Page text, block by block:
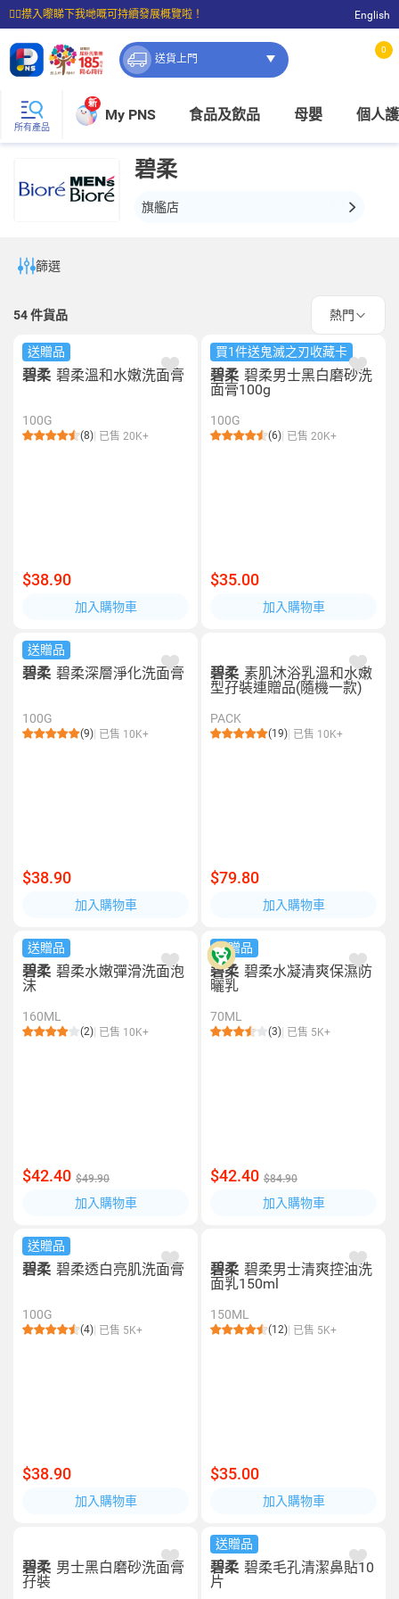
☝🏼㩒入嚟睇下我哋嘅可持續發展概覽啦！
⭐購物滿$399即享免費送貨；滿$100即可免費店取。
English
送貨上門
0
所有產品
新
My PNS 食品及飲品 母嬰 個人
碧柔
旗艦店
篩選
54件貨品 熱門
送贈品
碧柔 碧柔溫和水嫩洗面膏
100G
(8) 已售 20K+
$38.90
加入購物車
買1件送鬼滅之刃收藏卡
碧柔 碧柔男士黑白磨砂洗
面膏100g
100G
(6) 已售 20K+
$35.00
加入購物車
送贈品
碧柔 碧柔深層淨化洗面膏
100G
(9) 已售 10K+
$38.90
加入購物車
碧柔 素肌沐浴乳溫和水嫩
型孖裝連贈品(隨機一款)
PACK
(19) 已售 10K+
$79.80
加入購物車
送贈品
碧柔 碧柔水嫩彈滑洗面泡
沫
160ML
(2) 已售 10K+
$42.40 $49.90
加入購物車
送贈品
碧柔 碧柔水凝清爽保濕防
曬乳
70ML
(3) 已售 5K+
$42.40 $84.90
加入購物車
送贈品
碧柔 碧柔透白亮肌洗面膏
100G
(4) 已售 5K+
$38.90
加入購物車
碧柔 碧柔男士清爽控油洗
面乳150ml
150ML
(12) 已售 5K+
$35.00
加入購物車
碧柔 男士黑白磨砂洗面膏
孖裝
送贈品
碧柔 碧柔毛孔清潔鼻貼10
片